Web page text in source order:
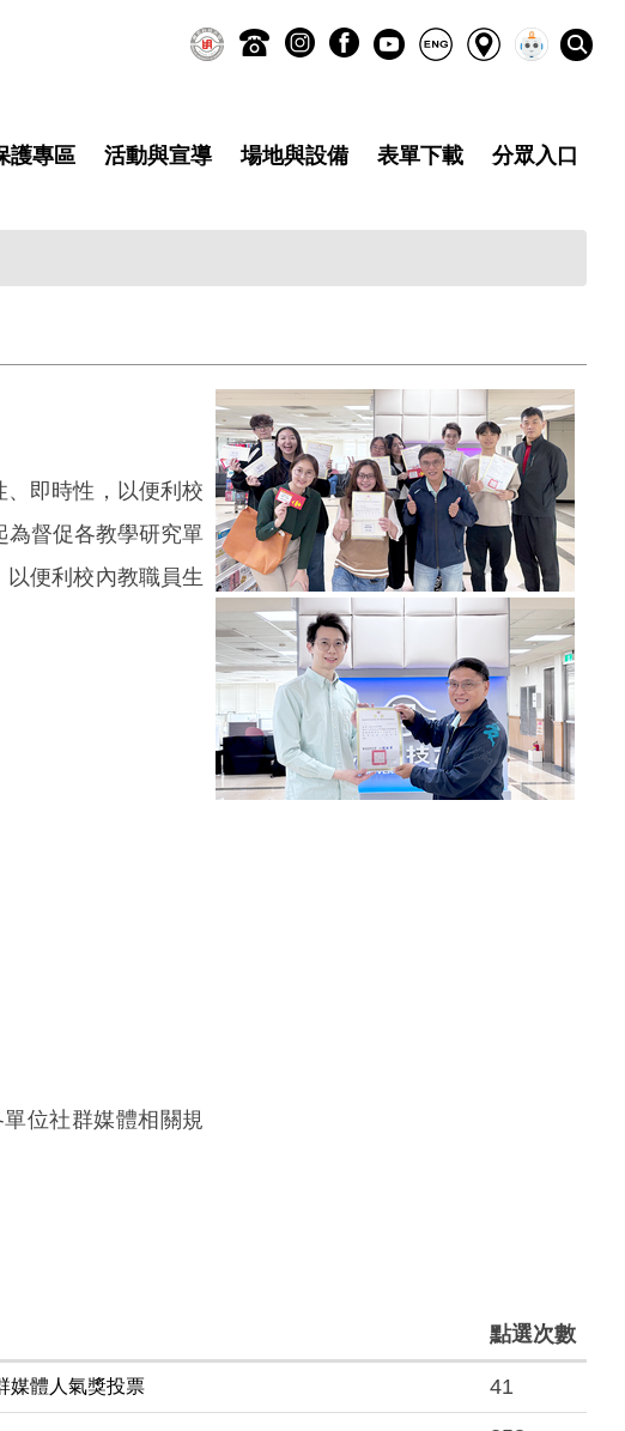
護專區 活動與宣導 場地與設備 表單下載 分眾入口
即時性，以便利校
為督促各教學研究單
便利校內教職員生
位社群媒體相關規
點選次數
媒體人氣獎投票 41